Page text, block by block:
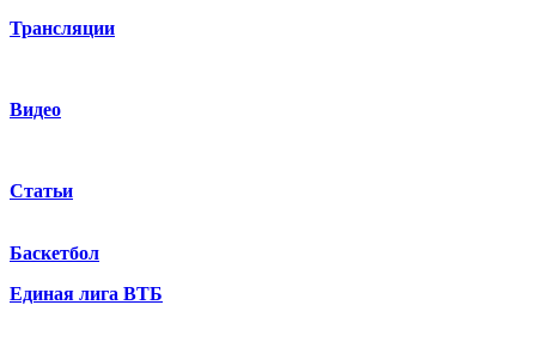
Трансляции
Видео
Статьи
Баскетбол
Единая лига ВТБ